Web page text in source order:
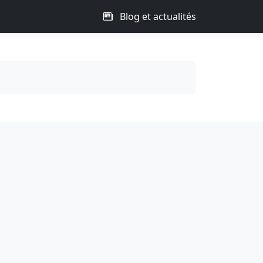
Blog et actualités